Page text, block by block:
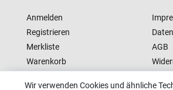
Anmelden
Registrieren
Merkliste
Warenkorb
AGB
Wir verwenden Cookies und ähnliche